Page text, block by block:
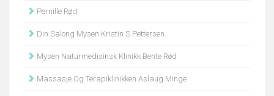
Pernille Rød
Din Salong Mysen Kristin S Pettersen
Mysen Naturmedisinsk Klinikk Bente Rød
Massasje Og Terapiklinikken Aslaug Minge